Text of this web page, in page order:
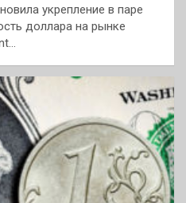
укрепление в паре
доллара на рынке